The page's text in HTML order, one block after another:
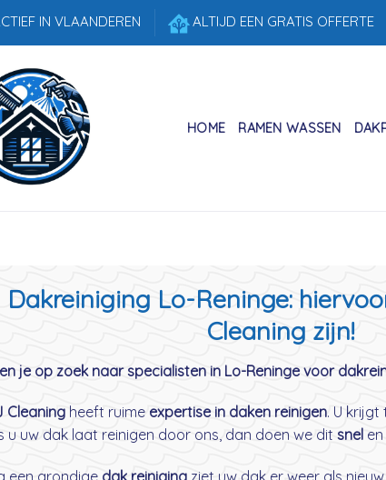
IN VLAANDEREN ALTIJD EEN GRATIS OFFERTE
HOME RAMEN WASSEN
Dakreiniging Lo-Reninge:
Cleaning zijn!
je op zoek naar specialisten in Lo-Reninge voor
Cleaning heeft ruime expertise in daken reinigen. U krijgt
u uw dak laat reinigen door ons, dan doen we dit snel